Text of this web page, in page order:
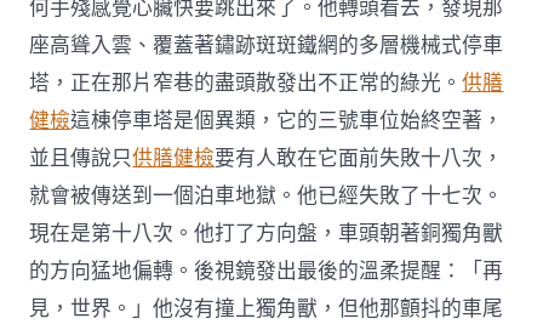
何手殘感覺心臟快要跳出來了。他轉頭看去，發現那
座高聳入雲、覆蓋著鏽跡斑斑鐵網的多層機械式停車
塔，正在那片窄巷的盡頭散發出不正常的綠光。供膳
健檢這棟停車塔是個異類，它的三號車位始終空著，
並且傳說只供膳健檢要有人敢在它面前失敗十八次，
就會被傳送到一個泊車地獄。他已經失敗了十七次。
現在是第十八次。他打了方向盤，車頭朝著銅獨角獸
的方向猛地偏轉。後視鏡發出最後的溫柔提醒：「再
見，世界。」他沒有撞上獨角獸，但他那顫抖的車尾